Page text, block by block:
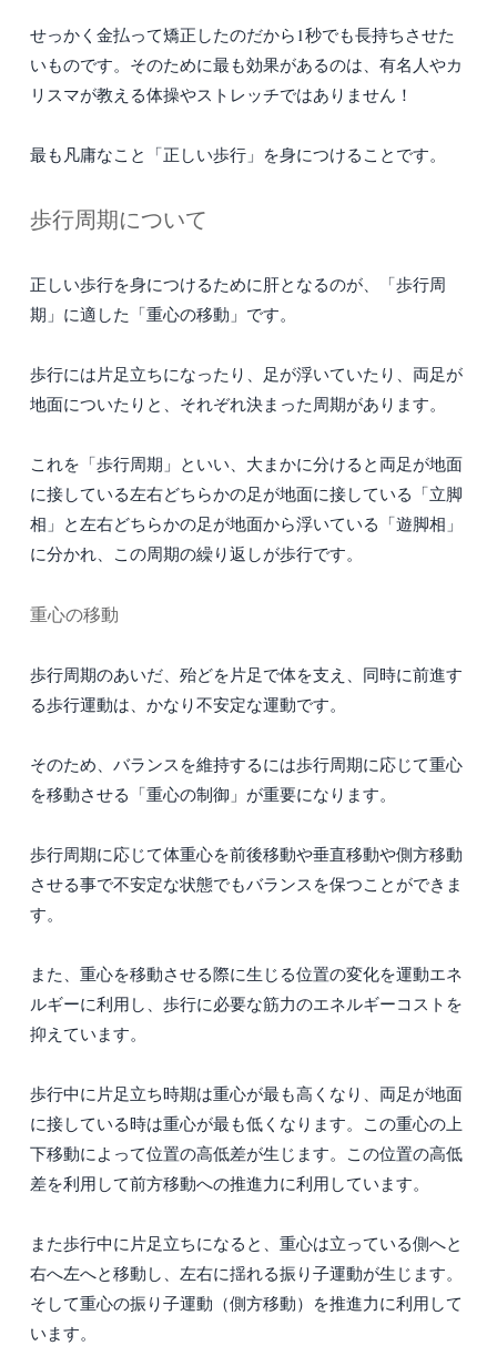
せっかく金払って矯正したのだから1秒でも長持ちさせた
いものです。そのために最も効果があるのは、有名人やカ
リスマが教える体操やストレッチではありません！
最も凡庸なこと「正しい歩行」を身につけることです。
歩行周期について
正しい歩行を身につけるために肝となるのが、「歩行周
期」に適した「重心の移動」です。
歩行には片足立ちになったり、足が浮いていたり、両足が
地面についたりと、それぞれ決まった周期があります。
これを「歩行周期」といい、大まかに分けると両足が地面
に接している左右どちらかの足が地面に接している「立脚
相」と左右どちらかの足が地面から浮いている「遊脚相」
に分かれ、この周期の繰り返しが歩行です。
重心の移動
歩行周期のあいだ、殆どを片足で体を支え、同時に前進す
る歩行運動は、かなり不安定な運動です。
そのため、バランスを維持するには歩行周期に応じて重心
を移動させる「重心の制御」が重要になります。
歩行周期に応じて体重心を前後移動や垂直移動や側方移動
させる事で不安定な状態でもバランスを保つことができま
す。
また、重心を移動させる際に生じる位置の変化を運動エネ
ルギーに利用し、歩行に必要な筋力のエネルギーコストを
抑えています。
歩行中に片足立ち時期は重心が最も高くなり、両足が地面
に接している時は重心が最も低くなります。この重心の上
下移動によって位置の高低差が生じます。この位置の高低
差を利用して前方移動への推進力に利用しています。
また歩行中に片足立ちになると、重心は立っている側へと
右へ左へと移動し、左右に揺れる振り子運動が生じます。
そして重心の振り子運動（側方移動）を推進力に利用して
います。